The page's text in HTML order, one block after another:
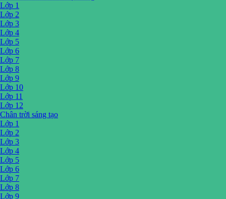
Lớp 1
Lớp 2
Lớp 3
Lớp 4
Lớp 5
Lớp 6
Lớp 7
Lớp 8
Lớp 9
Lớp 10
Lớp 11
Lớp 12
Chân trời sáng tạo
Lớp 1
Lớp 2
Lớp 3
Lớp 4
Lớp 5
Lớp 6
Lớp 7
Lớp 8
Lớp 9